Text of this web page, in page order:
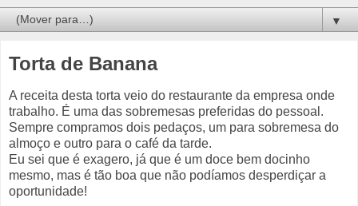
▼
Torta de Banana
A receita desta torta veio do restaurante da empresa onde
trabalho. É uma das sobremesas preferidas do pessoal.
Sempre compramos dois pedaços, um para sobremesa do
almoço e outro para o café da tarde.
Eu sei que é exagero, já que é um doce bem docinho
mesmo, mas é tão boa que não podíamos desperdiçar a
oportunidade!